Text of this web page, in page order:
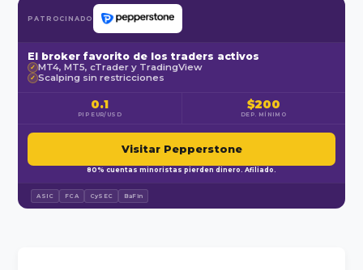
PATROCINADO
El broker favorito de los traders activos
✓ MT4, MT5, cTrader y TradingView
✓ Scalping sin restricciones
0.1
PIP EUR/USD
$200
DEP. MÍNIMO
Visitar Pepperstone
80% cuentas minoristas pierden dinero. Afiliado.
ASIC FCA CySEC BaFin